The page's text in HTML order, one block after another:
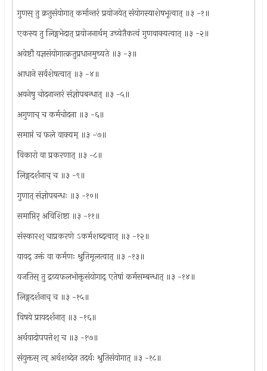
गुणस् तु क्रतुसंयोगात् कर्मान्तरं प्रयोजयेत् संयोगस्याशेषभूत्वात् ॥३ -१॥
एकस्य तु लिङ्गभेदात् प्रयोजनार्थम् उच्येतैकत्वं गुणवाक्यत्वात् ॥३ -२॥
अवेष्टौ यज्ञसंयोगात्क्रतुप्रधानमुच्यते ॥३ -३॥
आधाने सर्वशेषत्वात् ॥३ -४॥
अयनेषु चोदनान्तरं संज्ञोपबन्धात् ॥३ -५॥
अगुणाच् च कर्मचोदना ॥३ -६॥
समाप्तं च फले वाक्यम् ॥३ -७॥
विकारो वा प्रकरणात् ॥३ -८॥
लिङ्गदर्शनाच् च ॥३ -९॥
गुणात् संज्ञोपबन्धः ॥३ -१०॥
समाप्तिर् अविशिष्टा ॥३ -११॥
संस्कारश् चाप्रकरणे ऽकर्मशब्दत्वात् ॥३ -१२॥
यावद् उक्तं वा कर्मणः श्रुतिमूलत्वात् ॥३ -१३॥
यजतिस् तु द्रव्यफलभोक्तृसंयोगाद् एतेषां कर्मसम्बन्धात् ॥३ -१४॥
लिङ्गदर्शनाच् च ॥३ -१५॥
विषये प्रायदर्शनात् ॥३ -१६॥
अर्थवादोपपत्तेश् च ॥३ -१७॥
संयुक्तस् त्व् अर्थशब्देन तदर्थः श्रुतिसंयोगात् ॥३ -१८॥